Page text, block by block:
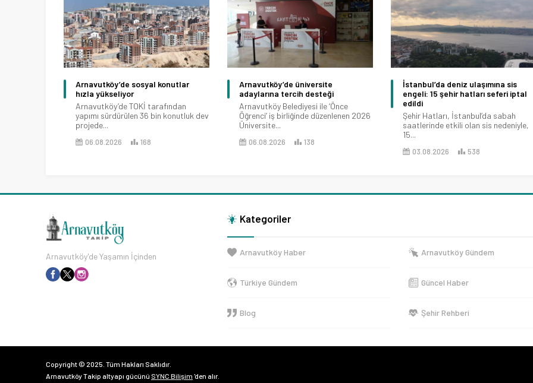
Arnavutköy’de sosyal konutlar
hızla yükseliyor
Arnavutköy’de TOKİ tarafından
yapımı sürdürülen 36 bin konutluk dev
projede...
06.08.2026 168
Arnavutköy’de üniversite
adaylarına tercih desteği
Arnavutköy Belediyesi ile ‘Önce
Öğrenci’ iş birliğinde düzenlenen 2026
Üniversite...
06.08.2026 138
İstanbul’da deniz ulaşımına sis
engeli: 15 şehir hatları seferi iptal
edildi
Şehir Hatları, İstanbul’da sabah
saatlerinde etkili olan sis nedeniyle,
15...
03.08.2026 538
Arnavutköy'de Yaşamın İçinden
Kategoriler
Arnavutköy Haber Arnavutköy Gündem
Türkiye Gündem Güncel Haber
Blog Şehir Rehberi
Copyright © 2025. Tüm Hakları Saklıdır.
Arnavutköy Takip altyapı gücünü SYNC Bilişim 'den alır.